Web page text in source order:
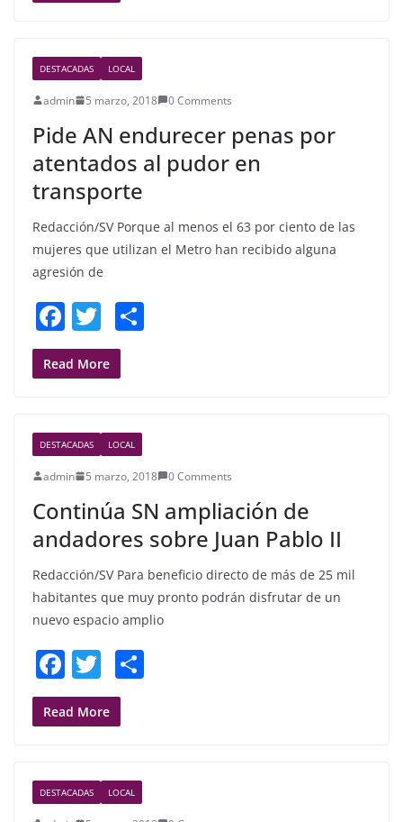
b
o
o
k
DESTACADAS LOCAL
admin 5 marzo, 2018 0 Comments
Pide AN endurecer penas por
atentados al pudor en
transporte
Redacción/SV Porque al menos el 63 por ciento de las
mujeres que utilizan el Metro han recibido alguna
agresión de
F
a
c
b
o
o
k
T
w
itt
Read More
DESTACADAS LOCAL
admin 5 marzo, 2018 0 Comments
Continúa SN ampliación de
andadores sobre Juan Pablo II
Redacción/SV Para beneficio directo de más de 25 mil
habitantes que muy pronto podrán disfrutar de un
nuevo espacio amplio
F
a
c
b
o
T
w
itt
Read More
DESTACADAS LOCAL